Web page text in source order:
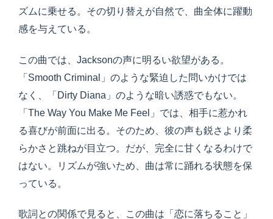
ズムに乗せる。その切り替えが自然で、曲全体に躍動
感を与えている。
この曲では、Jacksonの声に明るい欲望がある。
「Smooth Criminal」のような緊迫した問いかけでは
なく、「Dirty Diana」のような暗い誘惑でもない。
「The Way You Make Me Feel」では、相手に惹かれ
る喜びが前面に出る。そのため、彼の声も鋭さより柔
らかさと跳ねが目立つ。だが、完全に甘くなるわけで
はない。リズムが強いため、曲は常に踊れる状態を保
っている。
歌詞との関係で見ると、この曲は「恋に落ちること」